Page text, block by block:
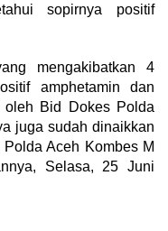
sopirnya positif
mengakibatkan 4
amphetamin dan
oleh Bid Dokes Polda
juga sudah dinaikkan
Aceh Kombes M
Selasa, 25 Juni